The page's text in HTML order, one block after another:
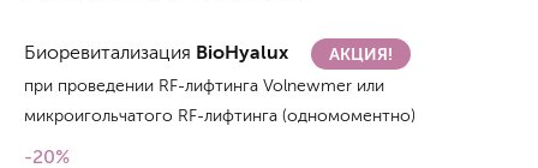
Биоревитализация BioHyalux АКЦИЯ!
при проведении RF-лифтинга Volnewmer или
микроигольчатого RF-лифтинга (одномоментно)
-20%